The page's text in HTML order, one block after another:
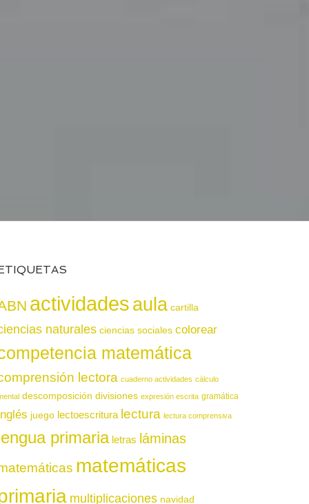
actividadesaula cartilla
naturales ciencias sociales colorear
matemática
lectora cuaderno actividades cálculo
descomposición divisiones expresión escrita gramática
juego lectoescritura lectura lectura comprensiva
primaria letras láminas
matemáticas
multiplicaciones navidad